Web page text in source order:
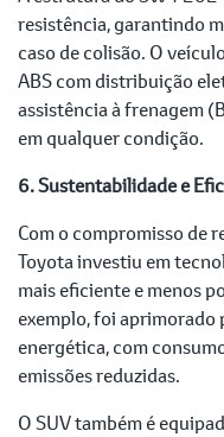
resistência, garantindo
caso de colisão. O
ABS com distribuição
assistência à frenagem
em qualquer condição.
6. Sustentabilidade e
Com o compromisso de
Toyota investiu em
mais eficiente e menos
exemplo, foi
energética, com
emissões reduzidas.
O SUV também é